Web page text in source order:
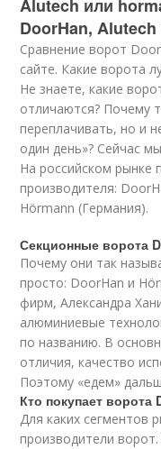
Alutech или
DoorHan,
Сравнение ворот
сайте. Какие ворота
Не знаете, какие
отличаются? Почему
переплачивать, но и
один день»? Сейчас
На российском рынке
производителя:
Hörmann (Германия).
Секционные ворота
Почему они так
просто: DoorHan и
фирм, Александра
алюминиевые
по названию. В
отличия, качество
Поэтому «едем»
Кто покупает
Для каких сегментов
производители